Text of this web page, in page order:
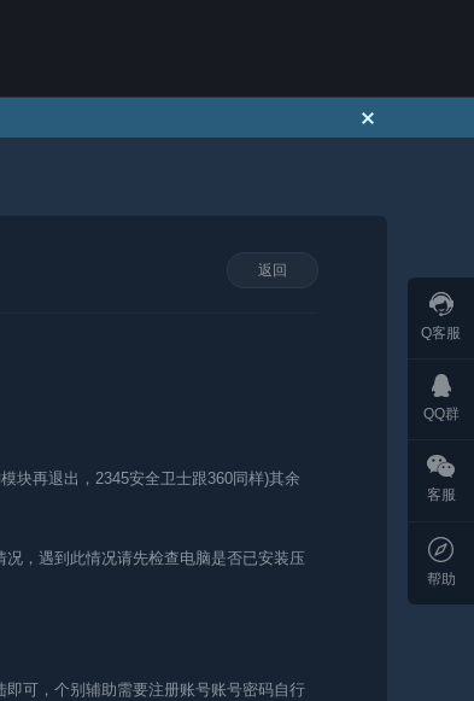
返回
块再退出，2345安全卫士跟360同样)其余
，遇到此情况请先检查电脑是否已安装压
可，个别辅助需要注册账号账号密码自行
Q客服
QQ群
客服
帮助